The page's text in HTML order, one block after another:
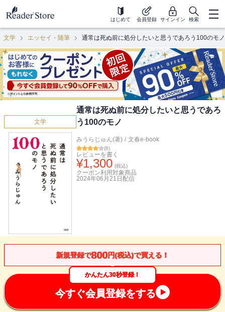
はじめて 会員登録 サインイン 検索
文学 エッセイ・随筆 通常は死ぬ前に処分したいと思うであろう100のモノ
文学
通常は死ぬ前に処分したいと思うであろ
う100のモノ
みうらじゅん(著) / 文春e-book
(8)
レビューを書く
¥1,300 (税込)
クーポン利用対象商品
2024年06月21日 配信
新規登録で800円(税込)で買える！
かんたん30秒登録！
今すぐ会員登録をする